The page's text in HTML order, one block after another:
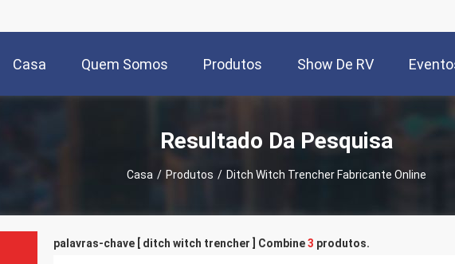
Casa Quem Somos Produtos Show De RV
Resultado Da Pesquisa
Casa / Produtos / Ditch Witch Trencher Fabricante Online
palavras-chave [ ditch witch trencher ] Combine3 produtos.